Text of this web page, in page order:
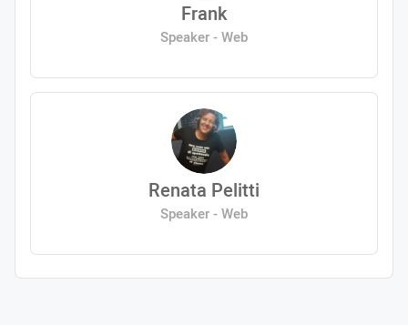
Frank
Speaker - Web
Renata Pelitti
Speaker - Web